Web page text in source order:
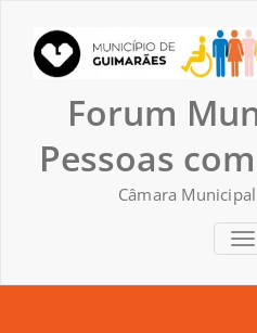
content
Forum
Pessoas
Câmara